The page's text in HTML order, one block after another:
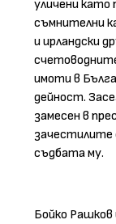
уличени като
съмнителни
и ирландски
имоти в
дейност.
замесен в
зачестилите
съдбата му.
Бойко